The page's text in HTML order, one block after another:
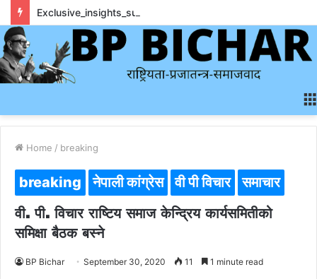
Home / breaking
breaking नेपाली कांग्रेस वी पी विचार समाचार
वी. पी. विचार राष्टिय समाज केन्द्रिय कार्यसमितीको
समिक्षा बैठक बस्ने
BP Bichar September 30, 2020 11 1 minute read